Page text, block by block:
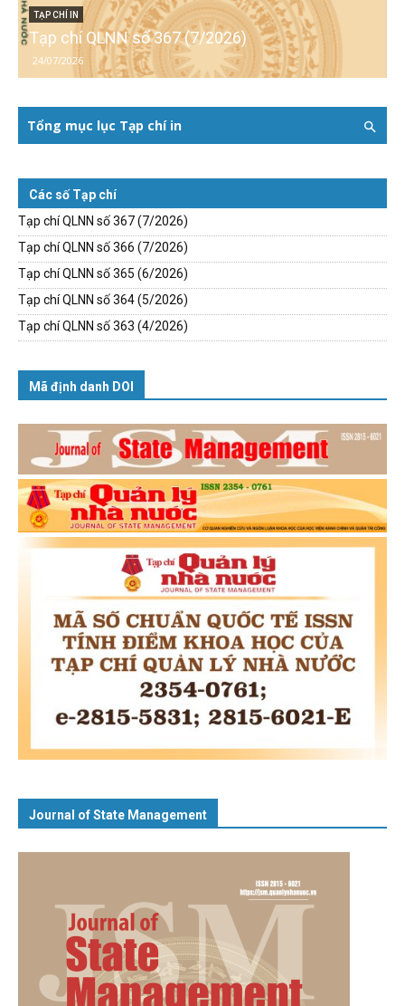
TẠP CHÍ IN
Tạp chí QLNN số 367 (7/2026)
24/07/2026
Tổng mục lục Tạp chí in
Các số Tạp chí
Tạp chí QLNN số 367 (7/2026)
Tạp chí QLNN số 366 (7/2026)
Tạp chí QLNN số 365 (6/2026)
Tạp chí QLNN số 364 (5/2026)
Tạp chí QLNN số 363 (4/2026)
Mã định danh DOI
Journal of State Management